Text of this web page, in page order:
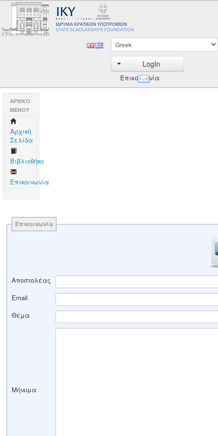
LogIn
Επικοινωνία
AΡΧΙΚΟ
ΜΕΝΟΥ
Aρχική
Σελίδα
Βιβλιοθήκη
Επικοινωνία
Επικοινωνία
Αποστολέας
Email
Θέμα
Μήνυμα